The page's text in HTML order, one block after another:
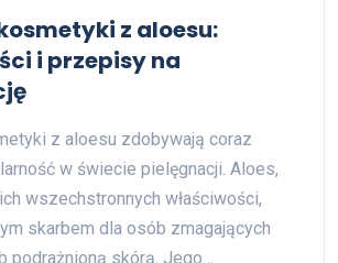
z aloesu:
i przepisy na
z aloesu zdobywają coraz
w świecie pielęgnacji. Aloes,
wszechstronnych właściwości,
skarbem dla osób zmagających
podrażnioną skórą. Jego…